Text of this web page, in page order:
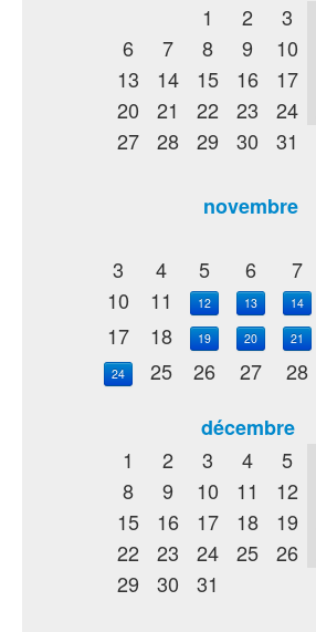
1
2 3
6
7 8 9 10
13
14 15 16 17
20
21 22 23 24
27
28 29 30 31
novembre
3
4 5 6 7
10
11 12 13 14
17
18 19 20 21
24 25 26 27 28
décembre
1
2 3 4 5
8
9 10 11 12
15
16 17 18 19
22
23 24 25 26
29
30 31